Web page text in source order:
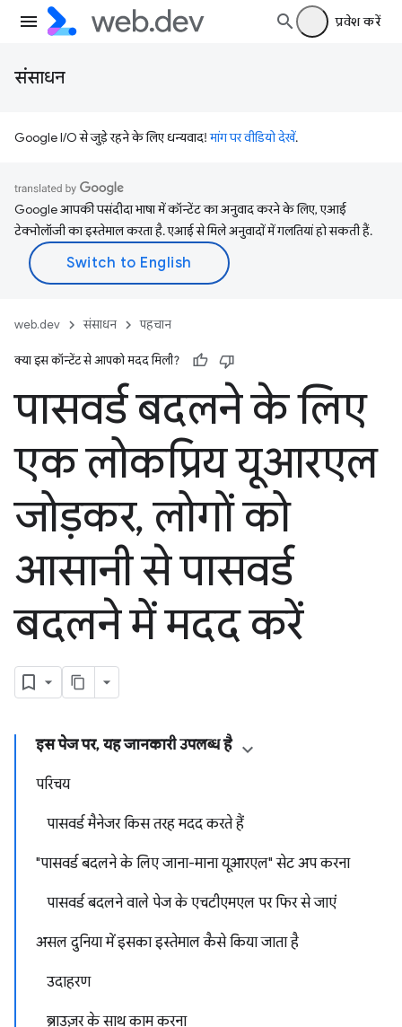
प्रवेश करें
संसाधन
Google I/O से जुड़े रहने के लिए धन्यवाद!मांग पर वीडियो देखें.
Google आपकी पसंदीदा भाषा में कॉन्टेंट का अनुवाद करने के लिए, एआई
टेक्नोलॉजी का इस्तेमाल करता है. एआई से मिले अनुवादों में गलतियां हो सकती हैं.
web.dev संसाधन पहचान
क्या इस कॉन्टेंट से आपको मदद मिली?
पासवर्ड बदलने के लिए
एक लोकप्रिय यूआरएल
जोड़कर,लोगों को
आसानी से पासवर्ड
बदलने में मदद करें
इस पेज पर, यह जानकारी उपलब्ध है
परिचय
पासवर्ड मैनेजर किस तरह मदद करते हैं
"पासवर्ड बदलने के लिए जाना-माना यूआरएल" सेट अप करना
पासवर्ड बदलने वाले पेज के एचटीएमएल पर फिर से जाएं
असल दुनिया में इसका इस्तेमाल कैसे किया जाता है
उदाहरण
ब्राउज़र के साथ काम करना